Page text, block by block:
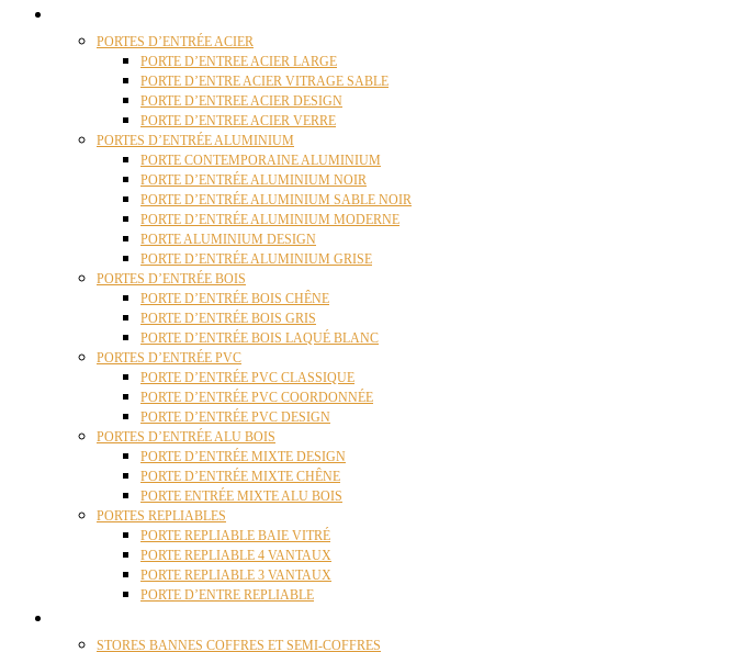
PORTES D’ENTRÉE ACIER
PORTE D’ENTREE ACIER LARGE
PORTE D’ENTRE ACIER VITRAGE SABLE
PORTE D’ENTREE ACIER DESIGN
PORTE D’ENTREE ACIER VERRE
PORTES D’ENTRÉE ALUMINIUM
PORTE CONTEMPORAINE ALUMINIUM
PORTE D’ENTRÉE ALUMINIUM NOIR
PORTE D’ENTRÉE ALUMINIUM SABLE NOIR
PORTE D’ENTRÉE ALUMINIUM MODERNE
PORTE ALUMINIUM DESIGN
PORTE D’ENTRÉE ALUMINIUM GRISE
PORTES D’ENTRÉE BOIS
PORTE D’ENTRÉE BOIS CHÊNE
PORTE D’ENTRÉE BOIS GRIS
PORTE D’ENTRÉE BOIS LAQUÉ BLANC
PORTES D’ENTRÉE PVC
PORTE D’ENTRÉE PVC CLASSIQUE
PORTE D’ENTRÉE PVC COORDONNÉE
PORTE D’ENTRÉE PVC DESIGN
PORTES D’ENTRÉE ALU BOIS
PORTE D’ENTRÉE MIXTE DESIGN
PORTE D’ENTRÉE MIXTE CHÊNE
PORTE ENTRÉE MIXTE ALU BOIS
PORTES REPLIABLES
PORTE REPLIABLE BAIE VITRÉ
PORTE REPLIABLE 4 VANTAUX
PORTE REPLIABLE 3 VANTAUX
PORTE D’ENTRE REPLIABLE
STORES BANNES COFFRES ET SEMI-COFFRES